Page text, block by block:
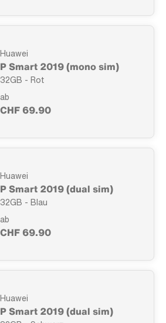
Huawei
P Smart 2019 (mono sim)
32GB - Rot
ab
CHF 69.90
Huawei
P Smart 2019 (dual sim)
32GB - Blau
ab
CHF 69.90
Huawei
P Smart 2019 (dual sim)